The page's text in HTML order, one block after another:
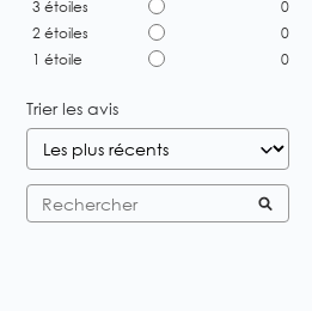
3 étoiles
0
2 étoiles
0
1 étoile 0
Trier les avis